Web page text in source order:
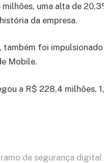
uma alta de
da empresa.
também foi
Mobile.
a R$ 228,4 milhões,
de segurança